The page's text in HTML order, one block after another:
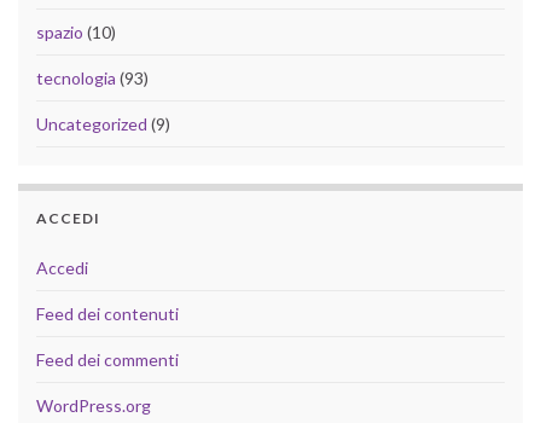
spazio (10)
tecnologia (93)
Uncategorized (9)
ACCEDI
Accedi
Feed dei contenuti
Feed dei commenti
WordPress.org